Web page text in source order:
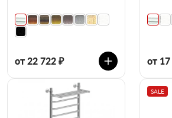
от 22 722 ₽ от
SALE